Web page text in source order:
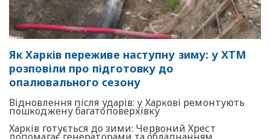
Як Харків переживе наступну зиму: у ХТМ
розповіли про підготовку до
опалювального сезону
Відновлення після ударів: у Харкові ремонтують
пошкоджену багатоповерхівку
Харків готується до зими: Червоний Хрест